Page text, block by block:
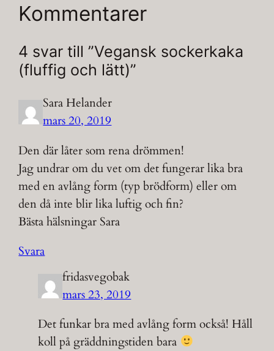
Kommentarer
4 svar till ”Vegansk sockerkaka
(fluffig och lätt)”
Sara Helander
mars 20, 2019
Den där låter som rena drömmen!
Jag undrar om du vet om det fungerar lika bra
med en avlång form (typ brödform) eller om
den då inte blir lika luftig och fin?
Bästa hälsningar Sara
Svara
fridasvegobak
mars 23, 2019
Det funkar bra med avlång form också! Håll
koll på gräddningstiden bara